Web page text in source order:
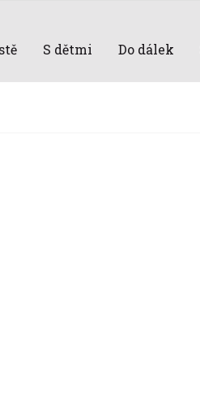
S dětmi Do dálek